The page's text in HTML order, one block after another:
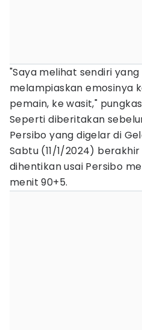
"Saya melihat sendiri
melampiaskan emosinya
pemain, ke wasit,"
Seperti diberitakan
Persibo yang digelar di
Sabtu (11/1/2024)
dihentikan usai Persibo
menit 90+5.